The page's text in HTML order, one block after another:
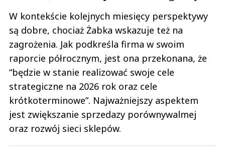
W kontekście kolejnych miesięcy perspektywy
są dobre, chociaż Żabka wskazuje też na
zagrożenia. Jak podkreśla firma w swoim
raporcie półrocznym, jest ona przekonana, że
“będzie w stanie realizować swoje cele
strategiczne na 2026 rok oraz cele
krótkoterminowe”. Najważniejszy aspektem
jest zwiększanie sprzedazy porównywalmej
oraz rozwój sieci sklepów.